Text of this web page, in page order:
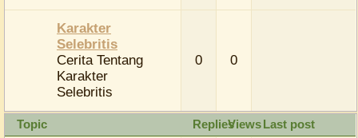
Karakter
Selebritis
Cerita Tentang
Karakter
Selebritis
0 0
Topic RepliesViewsLast post